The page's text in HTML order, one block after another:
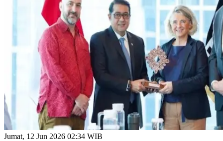
Jumat, 12 Jun 2026 02:34 WIB